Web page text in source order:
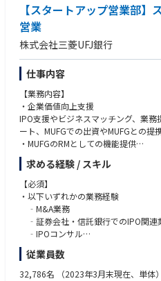
金融機関代理店に対する推進策の立
を行う、または行う人員の管理・指
案に当たって、マーケット分析やよ
資料の制作を行うなど、業務は多岐に
＝＝＝＝＝＝＝＝＝＝＝＝＝＝＝＝
【人材マネジメント制度改革について
2024年をゴールとした中期経営戦略
で「生きる」を作るリーディングカ
＜5つの戦略＞
1、多様な人財の力を引き出す人材マ
2、「生きる」を作るエコシステム戦略
3、持続的成長に向けたファイナンス
4、ステークホルダーへ新たな価値を
ーションとアジャイル戦略
5、積極的で機動的な業務執行を促進
その中でも更なるアフラックの成長
視しており、以下の様なスローガンを
＜スローガン＞
「多様な人財が自律的に働き、強み
ら、主体的にキャリア構築できる環境
【スタートアップ営業部】
営業
株式会社三菱UFJ銀行
仕事内容
【業務内容】
・企業価値向上支援
IPO支援やビジネスマッチング、業
ート、MUFGでの出資やMUFGとの提
・MUFGのRMとしての機能提供
お客様のステージに応じ、貸出・決
けた証券・信託・MUCAP等との連携
み。出資検討のケースもあり。
【MUFGのスタートアップ支援体制】
MUFGはスタートアップ企業の成長
スタートアップ企業の皆さまにご活
ープ各社と密接に協働し、スタート
す
求める経験 / スキル
【必須】
・以下いずれかの業務経験
‐M&A業務
‐証券会社・信託銀行でのIPO関連
‐IPOコンサル
‐VC・CVC・スタートアップ企業向
‐商社など事業会社での投資業務経験
‐スタートアップ企業での責任ある
従業員数
32,786名 （2023年3月末現在、単体）